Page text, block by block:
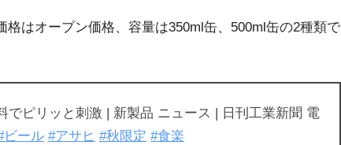
はオープン価格、容量は350ml缶、500ml缶の2種類で
ピリッと刺激 | 新製品 ニュース | 日刊工業新聞 電
ビール #アサヒ #秋限定 #食楽